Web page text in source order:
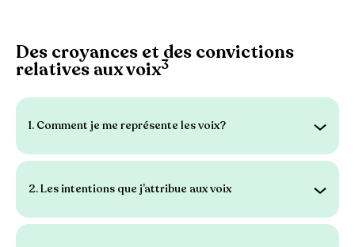
Des croyances et des convictions
relatives aux voix3
1. Comment je me représente les voix? Ouvrir
2. Les intentions que j’attribue aux voix Ouvrir